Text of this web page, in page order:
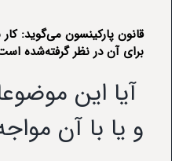
قانون پارکینسون می‌گوید: کار
برای آن در نظر گرفته‌شده است،
آیا این
و یا با آن مواجه